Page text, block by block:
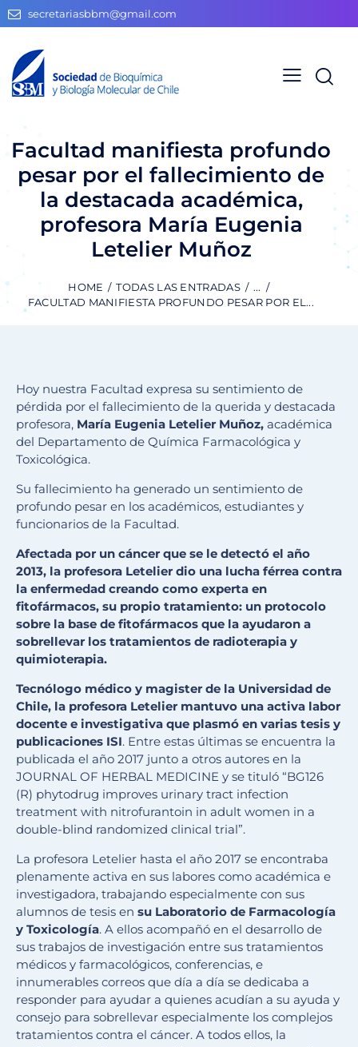
secretariasbbm@gmail.com
Facultad manifiesta profundo
pesar por el fallecimiento de
la destacada académica,
profesora María Eugenia
Letelier Muñoz
HOME TODAS LAS ENTRADAS
...
FACULTAD MANIFIESTA PROFUNDO PESAR POR EL...
Hoy nuestra Facultad expresa su sentimiento de
pérdida por el fallecimiento de la querida y destacada
profesora, María Eugenia Letelier Muñoz, académica
del Departamento de Química Farmacológica y
Toxicológica.
Su fallecimiento ha generado un sentimiento de
profundo pesar en los académicos, estudiantes y
funcionarios de la Facultad.
Afectada por un cáncer que se le detectó el año
2013, la profesora Letelier dio una lucha férrea contra
la enfermedad creando como experta en
fitofármacos, su propio tratamiento: un protocolo
sobre la base de fitofármacos que la ayudaron a
sobrellevar los tratamientos de radioterapia y
quimioterapia.
Tecnólogo médico y magister de la Universidad de
Chile, la profesora Letelier mantuvo una activa labor
docente e investigativa que plasmó en varias tesis y
publicaciones ISI. Entre estas últimas se encuentra la
publicada el año 2017 junto a otros autores en la
JOURNAL OF HERBAL MEDICINE y se tituló “BG126
(R) phytodrug improves urinary tract infection
treatment with nitrofurantoin in adult women in a
double-blind randomized clinical trial”.
La profesora Letelier hasta el año 2017 se encontraba
plenamente activa en sus labores como académica e
investigadora, trabajando especialmente con sus
alumnos de tesis en su Laboratorio de Farmacología
y Toxicología. A ellos acompañó en el desarrollo de
sus trabajos de investigación entre sus tratamientos
médicos y farmacológicos, conferencias, e
innumerables correos que día a día se dedicaba a
responder para ayudar a quienes acudían a su ayuda y
consejo para sobrellevar especialmente los complejos
tratamientos contra el cáncer. A todos ellos, la